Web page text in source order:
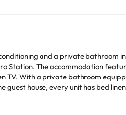
and a private bathroom
Station. The accommodation
guest house, every unit has bed